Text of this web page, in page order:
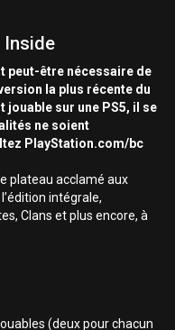
Inside
peut-être nécessaire de
la plus récente du
jouable sur une PS5, il se
ne soient
PlayStation.com/bc
plateau acclamé aux
intégrale,
Clans et plus encore, à
(deux pour chacun